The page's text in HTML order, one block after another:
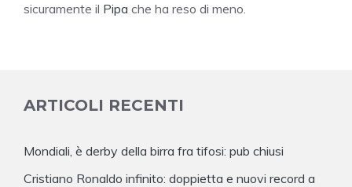
sicuramente il Pipa che ha reso di meno.
ARTICOLI RECENTI
Mondiali, è derby della birra fra tifosi: pub chiusi
Cristiano Ronaldo infinito: doppietta e nuovi record a